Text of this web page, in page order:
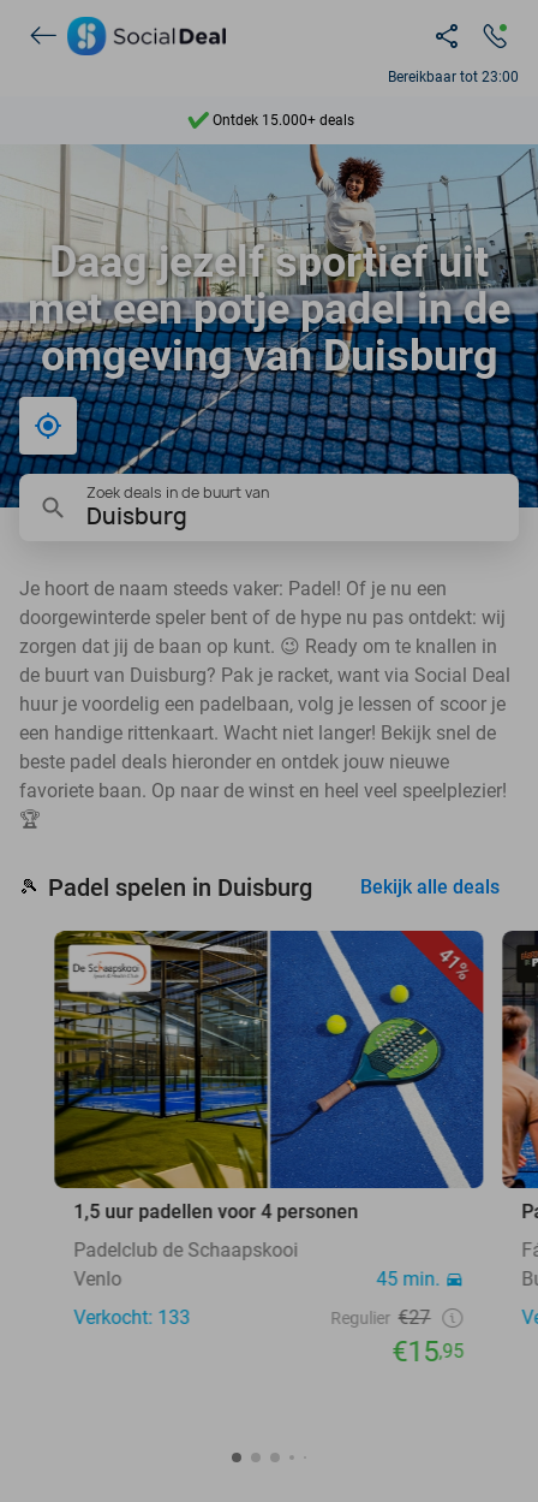
Bereikbaar tot 23:00
Ontdek 15.000+ deals
7 dagen per week beschikbaar
10+ miljoen leden
9,4
Ontdek 15.000+ deals
Daag jezelf sportief uit
met een potje padel in de
omgeving van Duisburg
Bij mij in de buurt
Zoek deals in de buurt van
Duisburg
Je hoort de naam steeds vaker: Padel! Of je nu een
doorgewinterde speler bent of de hype nu pas ontdekt: wij
zorgen dat jij de baan op kunt. 😉 Ready om te knallen in
de buurt van Duisburg? Pak je racket, want via Social Deal
huur je voordelig een padelbaan, volg je lessen of scoor je
een handige rittenkaart. Wacht niet langer! Bekijk snel de
beste padel deals hieronder en ontdek jouw nieuwe
favoriete baan. Op naar de winst en heel veel speelplezier!
🏆
🎾 Padel spelen in Duisburg Bekijk alle deals
41%
1,5 uur padellen voor 4 personen
Padelclub de Schaapskooi
Venlo
45 min.
Verkocht: 133
Regulier €27
€15,95